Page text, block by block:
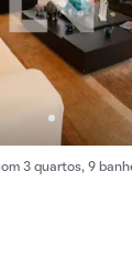
3 quartos, 9